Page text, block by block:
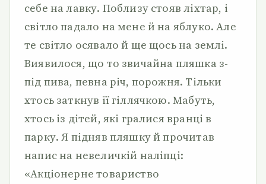
себе на лавку. Поблизу стояв ліхтар, і
світло падало на мене й на яблуко. Але
те світло осявало й ще щось на землі.
Виявилося, що то звичайна пляшка з-
під пива, певна річ, порожня. Тільки
хтось заткнув її гіллячкою. Мабуть,
хтось із дітей, які гралися вранці в
парку. Я підняв пляшку й прочитав
напис на невеличкій наліпці:
«Акціонерне товариство